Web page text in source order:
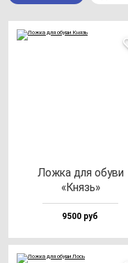
Лож­ка для обу­ви
«Князь»
9500 руб